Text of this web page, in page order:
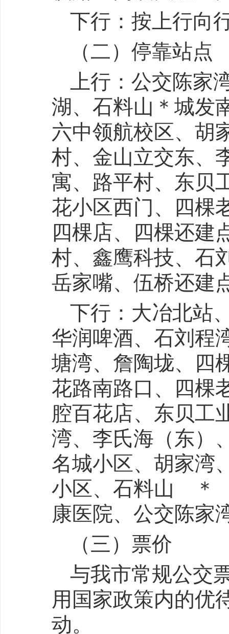
下行：按上行向
（二）停靠站点
上行：公交陈家
湖、石料山＊城发
六中领航校区、胡
村、金山立交东、
寓、路平村、东贝
花小区西门、四棵
四棵店、四棵还建
村、鑫鹰科技、石
岳家嘴、伍桥还建
下行：大冶北站
华润啤酒、石刘程
塘湾、詹陶垅、四
花路南路口、四棵
腔百花店、东贝工
湾、李氏海（东）
名城小区、胡家湾
小区、石料山 ＊
康医院、公交陈家
（三）票价
与我市常规公交
用国家政策内的优
动。